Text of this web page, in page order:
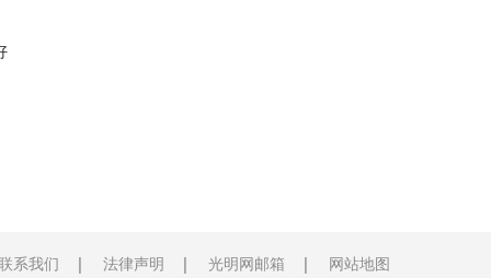
系我们 法律声明 光明网邮箱 网站地图